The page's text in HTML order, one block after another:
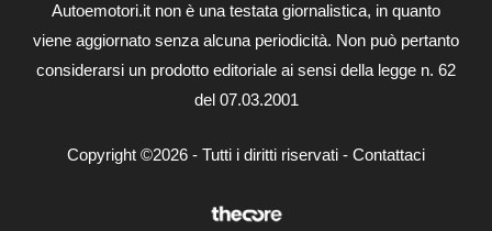
Autoemotori.it non è una testata giornalistica, in quanto
viene aggiornato senza alcuna periodicità. Non può pertanto
considerarsi un prodotto editoriale ai sensi della legge n. 62
del 07.03.2001
Copyright ©2026 - Tutti i diritti riservati - Contattaci